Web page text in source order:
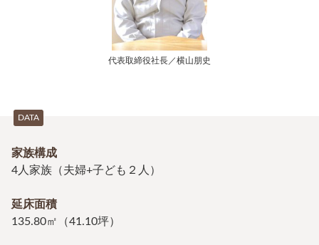
代表取締役社長／横山朋史
DATA
家族構成
4人家族（夫婦+子ども２人）
延床面積
135.80㎡（41.10坪）